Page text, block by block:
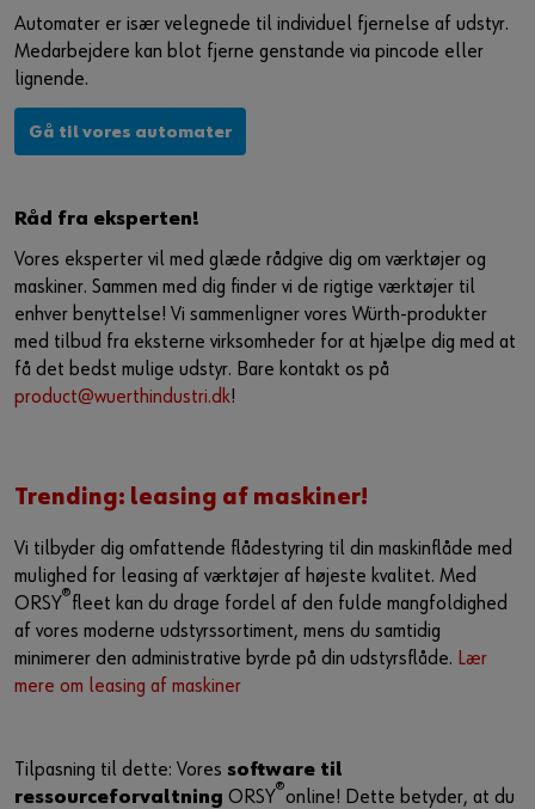
Automater er især velegnede til individuel fjernelse af udstyr.
Medarbejdere kan blot fjerne genstande via pincode eller
lignende.
Gå til vores automater
Råd fra eksperten!
Vores eksperter vil med glæde rådgive dig om værktøjer og
maskiner. Sammen med dig finder vi de rigtige værktøjer til
enhver benyttelse! Vi sammenligner vores Würth-produkter
med tilbud fra eksterne virksomheder for at hjælpe dig med at
få det bedst mulige udstyr. Bare kontakt os på
product@wuerthindustri.dk!
Trending: leasing af maskiner!
Vi tilbyder dig omfattende flådestyring til din maskinflåde med
mulighed for leasing af værktøjer af højeste kvalitet. Med
ORSY®fleet kan du drage fordel af den fulde mangfoldighed
af vores moderne udstyrssortiment, mens du samtidig
minimerer den administrative byrde på din udstyrsflåde. Lær
mere om leasing af maskiner
Tilpasning til dette: Vores software til
ressourceforvaltning ORSY®online! Dette betyder, at du